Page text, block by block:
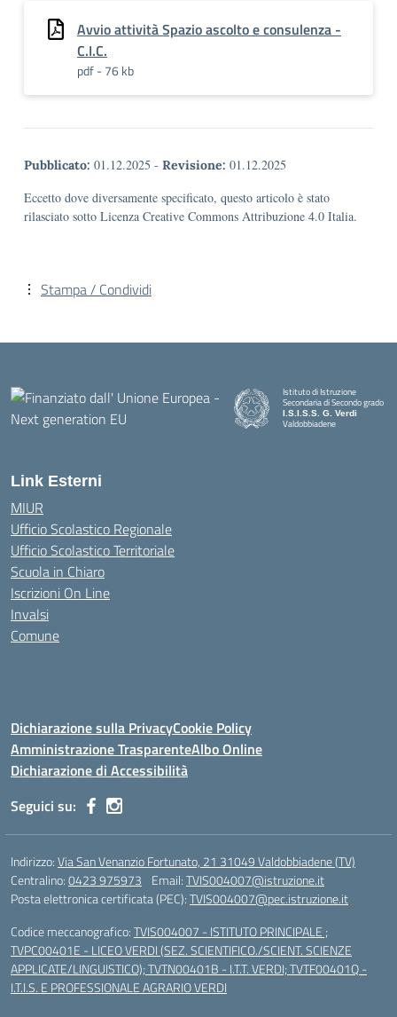
Avvio attività Spazio ascolto e consulenza -
C.I.C.
pdf - 76 kb
Pubblicato: 01.12.2025 - Revisione: 01.12.2025
Eccetto dove diversamente specificato, questo articolo è stato
rilasciato sotto Licenza Creative Commons Attribuzione 4.0 Italia.
Stampa / Condividi
Istituto di Istruzione
Secondaria di Secondo grado
I.S.I.S.S. G. Verdi
Valdobbiadene
Link Esterni
MIUR
Ufficio Scolastico Regionale
Ufficio Scolastico Territoriale
Scuola in Chiaro
Iscrizioni On Line
Invalsi
Comune
Dichiarazione sulla PrivacyCookie Policy
Amministrazione TrasparenteAlbo Online
Dichiarazione di Accessibilità
Seguici su:
Indirizzo:Via San Venanzio Fortunato, 21 31049 Valdobbiadene (TV)
Centralino:0423 975973 Email:TVIS004007@istruzione.it
Posta elettronica certificata (PEC):TVIS004007@pec.istruzione.it
Codice meccanografico:TVIS004007 - ISTITUTO PRINCIPALE ;
TVPC00401E - LICEO VERDI (SEZ. SCIENTIFICO./SCIENT. SCIENZE
APPLICATE/LINGUISTICO); TVTN00401B - I.T.T. VERDI; TVTF00401Q -
I.T.I.S. E PROFESSIONALE AGRARIO VERDI